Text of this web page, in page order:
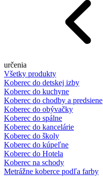
určenia
Všetky produkty
Koberec do detskej izby
Koberec do kuchyne
Koberec do chodby a predsiene
Koberec do obývačky
Koberec do spálne
Koberec do kancelárie
Koberec do školy
Koberec do kúpeľne
Koberec do Hotela
Koberec na schody
Metrážne koberce podľa farby